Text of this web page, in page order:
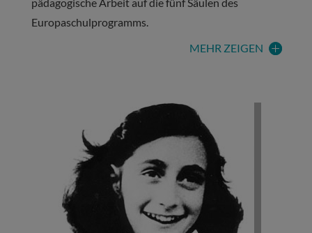
Europaschulprogramms.
MEHR ZEIGEN